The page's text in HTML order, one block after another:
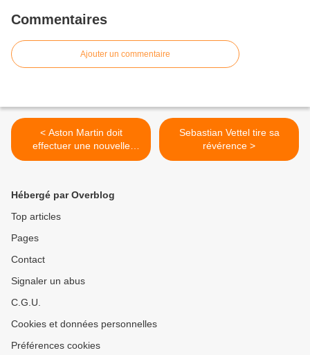
Commentaires
Ajouter un commentaire
< Aston Martin doit
effectuer une nouvelle
levée de fonds
Sebastian Vettel tire sa
révérence >
Hébergé par Overblog
Top articles
Pages
Contact
Signaler un abus
C.G.U.
Cookies et données personnelles
Préférences cookies